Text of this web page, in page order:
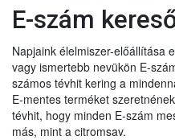
E-szám
Napjaink élelmiszer-előállítása
vagy ismertebb nevükön E-
számos tévhit kering a
E-mentes terméket
tévhit, hogy minden E-szám
más, mint a citromsav.